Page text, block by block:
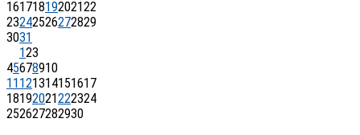
16171819202122
23242526272829
3031
123
45678910
11121314151617
18192021222324
252627282930